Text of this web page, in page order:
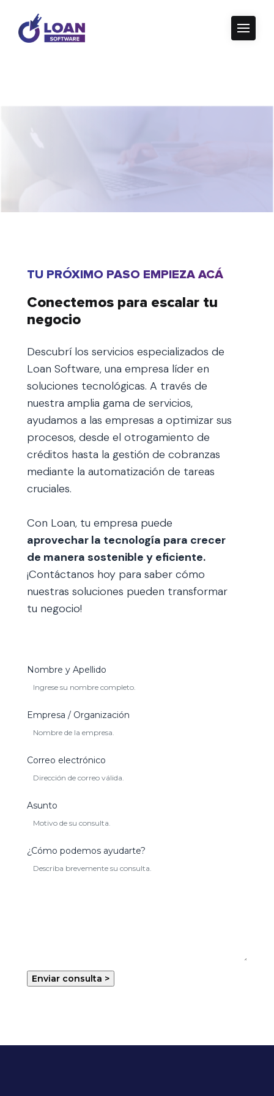
TU PRÓXIMO PASO EMPIEZA ACÁ
Conectemos para escalar tu
negocio
Descubrí los servicios especializados de
Loan Software, una empresa líder en
soluciones tecnológicas. A través de
nuestra amplia gama de servicios,
ayudamos a las empresas a optimizar sus
procesos, desde el otrogamiento de
créditos hasta la gestión de cobranzas
mediante la automatización de tareas
cruciales.
Con Loan, tu empresa puede
aprovechar la tecnología para crecer
de manera sostenible y eficiente.
¡Contáctanos hoy para saber cómo
nuestras soluciones pueden transformar
tu negocio!
Nombre y Apellido
Empresa / Organización
Correo electrónico
Asunto
¿Cómo podemos ayudarte?